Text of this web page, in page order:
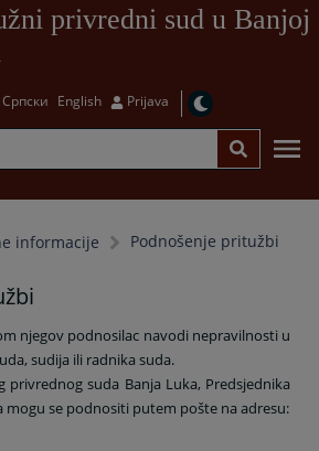
privredni sud u Banjoj
Српски English Prijava
informacije Podnošenje pritužbi
njegov podnosilac navodi nepravilnosti u
sudija ili radnika suda.
privrednog suda Banja Luka, Predsjednika
mogu se podnositi putem pošte na adresu: